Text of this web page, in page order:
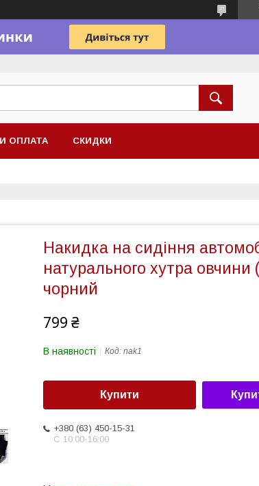
ОПЛАТА СКИДКИ
Накидка на сидіння
натурального хутра овчини
чорний
799 ₴
В наявності Код: nak1
Купити
+380 (63) 450-15-31
С 10:00-16:00